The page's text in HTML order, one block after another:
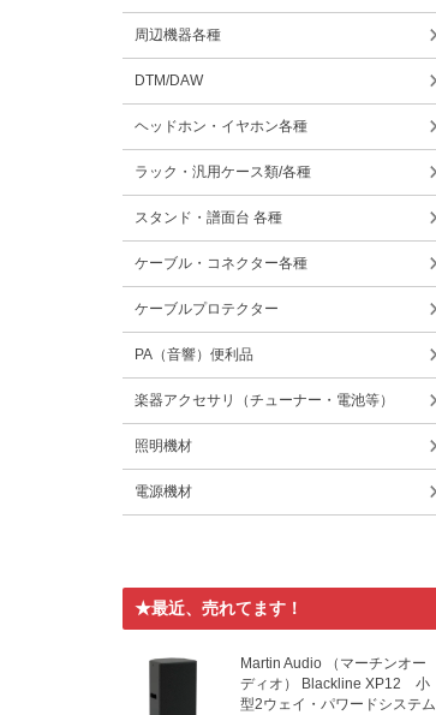
周辺機器各種
DTM/DAW
ヘッドホン・イヤホン各種
ラック・汎用ケース類/各種
スタンド・譜面台 各種
ケーブル・コネクター各種
ケーブルプロテクター
PA（音響）便利品
楽器アクセサリ（チューナー・電池等）
照明機材
電源機材
★最近、売れてます！
Martin Audio （マーチンオー
ディオ） Blackline XP12 小
型2ウェイ・パワードシステム